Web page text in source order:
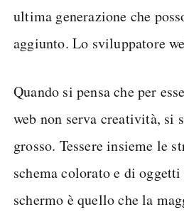
ultima generazione che
aggiunto. Lo sviluppatore
Quando si pensa che per
web non serva creatività, si
grosso. Tessere insieme le
schema colorato e di
schermo è quello che la